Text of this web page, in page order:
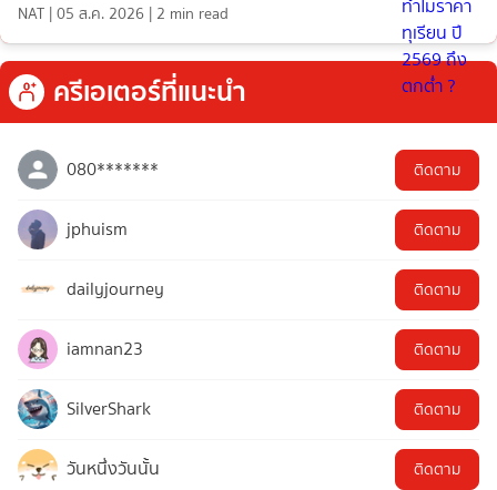
NAT |05 ส.ค. 2026 | 2 min read
ครีเอเตอร์ที่แนะนำ
080******* ติดตาม
jphuism ติดตาม
dailyjourney ติดตาม
iamnan23 ติดตาม
SilverShark ติดตาม
วันหนึ่งวันนั้น ติดตาม